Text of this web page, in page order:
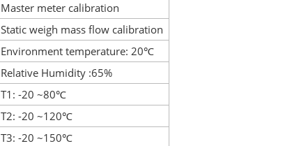
Master meter calibration
Static weigh mass flow calibration
Environment temperature: 20℃
Relative Humidity :65%
T1: -20 ~80℃
T2: -20 ~120℃
T3: -20 ~150℃